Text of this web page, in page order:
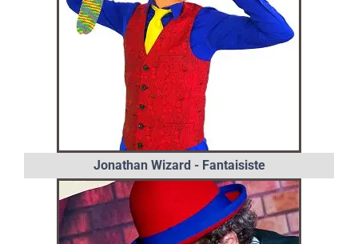
Jonathan Wizard - Fantaisiste